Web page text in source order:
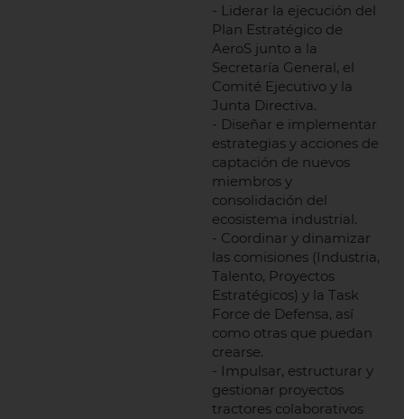
- Liderar la ejecución del
Plan Estratégico de
AeroS junto a la
Secretaría General, el
Comité Ejecutivo y la
Junta Directiva.
- Diseñar e implementar
estrategias y acciones de
captación de nuevos
miembros y
consolidación del
ecosistema industrial.
- Coordinar y dinamizar
las comisiones (Industria,
Talento, Proyectos
Estratégicos) y la Task
Force de Defensa, así
como otras que puedan
crearse.
- Impulsar, estructurar y
gestionar proyectos
tractores colaborativos